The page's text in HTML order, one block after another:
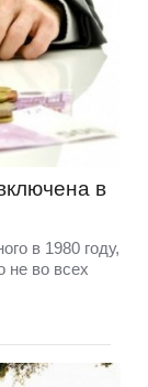
в
в 1980 году,
не во всех